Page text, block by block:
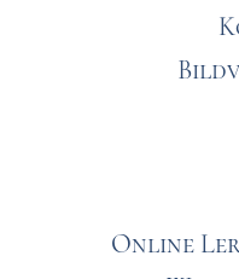
Online